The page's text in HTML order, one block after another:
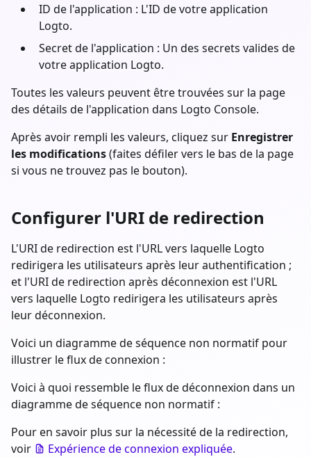
ID de l'application : L'ID de votre application
Logto.
Secret de l'application : Un des secrets valides de
votre application Logto.
Toutes les valeurs peuvent être trouvées sur la page
des détails de l'application dans Logto Console.
Après avoir rempli les valeurs, cliquez sur Enregistrer
les modifications(faites défiler vers le bas de la page
si vous ne trouvez pas le bouton).
Configurer l'URI de redirection
L'URI de redirection est l'URL vers laquelle Logto
redirigera les utilisateurs après leur authentification ;
et l'URI de redirection après déconnexion est l'URL
vers laquelle Logto redirigera les utilisateurs après
leur déconnexion.
Voici un diagramme de séquence non normatif pour
illustrer le flux de connexion :
Voici à quoi ressemble le flux de déconnexion dans un
diagramme de séquence non normatif :
Pour en savoir plus sur la nécessité de la redirection,
voir
Expérience de connexion expliquée.